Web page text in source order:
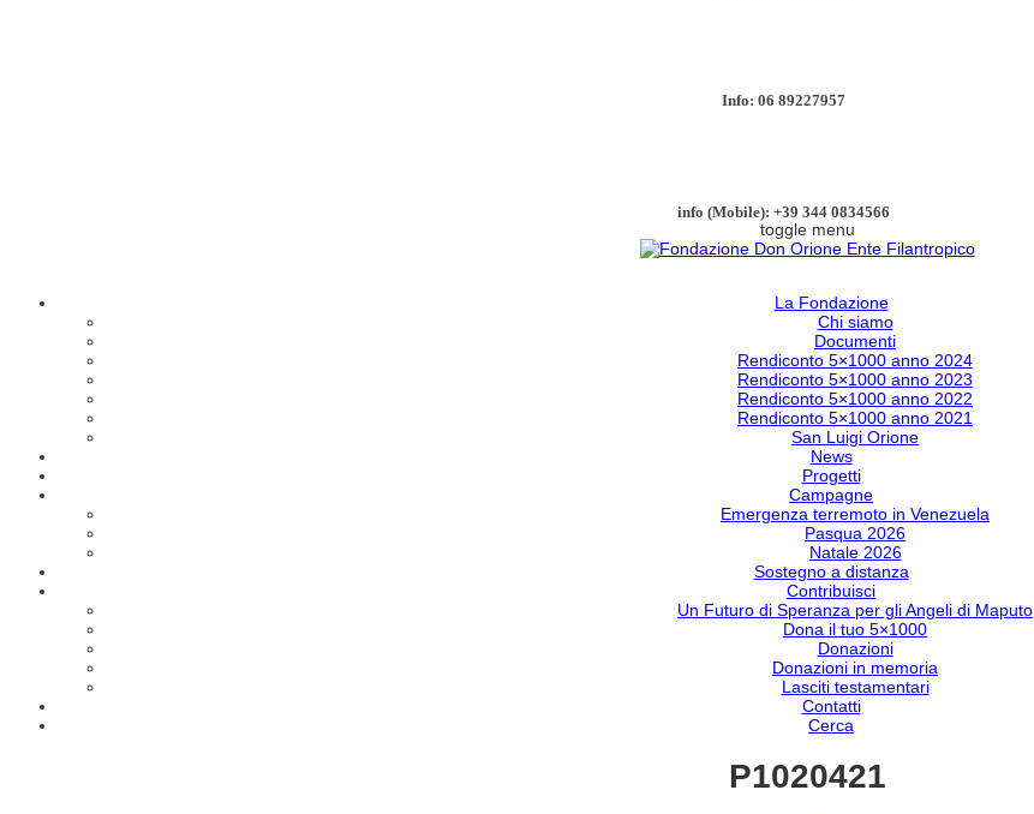
Info: 06 89227957
info (Mobile): +39 344 0834566
toggle menu
La Fondazione
Chi siamo
Documenti
Rendiconto 5×1000 anno 2024
Rendiconto 5×1000 anno 2023
Rendiconto 5×1000 anno 2022
Rendiconto 5×1000 anno 2021
San Luigi Orione
News
Progetti
Campagne
Emergenza terremoto in Venezuela
Pasqua 2026
Natale 2026
Sostegno a distanza
Contribuisci
Un Futuro di Speranza per gli Angeli di Maputo
Dona il tuo 5×1000
Donazioni
Donazioni in memoria
Lasciti testamentari
Contatti
Cerca
P1020421